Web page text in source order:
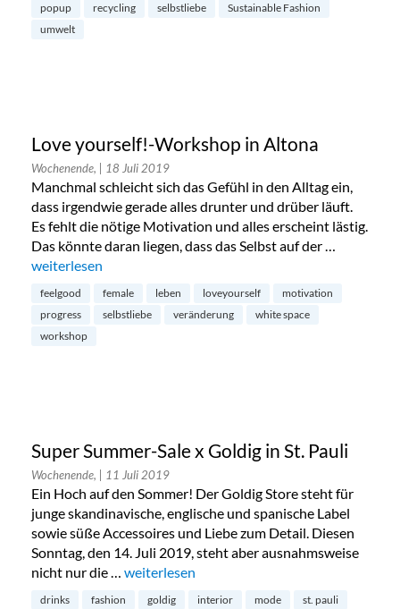
popup
recycling selbstliebe
Sustainable Fashion
umwelt
Love yourself!-Workshop in Altona
Wochenende, | 18 Juli 2019
Manchmal schleicht sich das Gefühl in den Alltag ein,
dass irgendwie gerade alles drunter und drüber läuft.
Es fehlt die nötige Motivation und alles erscheint lästig.
Das könnte daran liegen, dass das Selbst auf der …
„Love yourself!-Workshop in Altona“
weiterlesen
feelgood female leben loveyourself
motivation
progress
selbstliebe veränderung
white space
workshop
Super Summer-Sale x Goldig in St. Pauli
Wochenende, | 11 Juli 2019
Ein Hoch auf den Sommer! Der Goldig Store steht für
junge skandinavische, englische und spanische Label
sowie süße Accessoires und Liebe zum Detail. Diesen
Sonntag, den 14. Juli 2019, steht aber ausnahmsweise
nicht nur die … „Super Summer-Sale x Goldig in St. Pauli“
weiterlesen
drinks fashion goldig interior mode
st. pauli